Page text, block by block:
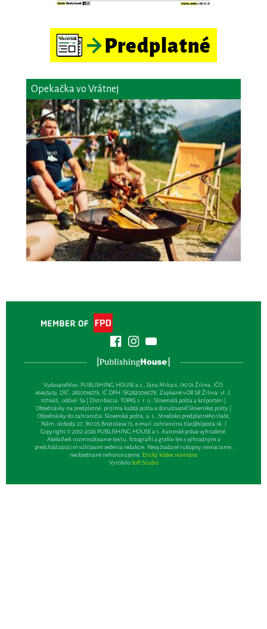
Opekačka vo Vrátnej
Vydavateľsťvo: PUBLISHING HOUSE a.s., Jána Milca 6, 010 01 Žilina, IČO:
46495959, DIČ: 2820016078, IČ DPH: SK2820016078, Zapísané v OR SR Žilina: vl. č.
10764/L, oddiel: Sa | Distribúcia: TOPAS, s. r. o., Slovenská pošta a kolportéri |
Objednávky na predplatné: prijíma každá pošta a doručovateľ Slovenskej pošty |
Objednávky do zahraničia: Slovenská pošta, a. s., Stredisko predplatného tlače,
Nám. slobody 27, 810 05 Bratislava 15, e-mail:zahranicna.tlac@slposta.sk. |
Copyright © 2012-2026 PUBLISHING HOUSE a.s. Autorské práva vyhradené.
Akékoľvek rozmnožovanie textu, fotografií a grafov len s výhradným a
predchádzajúcim súhlasom vedenia redakcie. Nevyžiadané rukopisy nevraciame,
neobjednané nehonorujeme. Etický kódex novinára
VyrobiloSoft Studio